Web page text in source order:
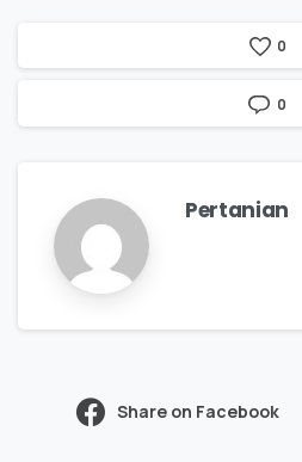
0
0
Pertanian
Share on Facebook